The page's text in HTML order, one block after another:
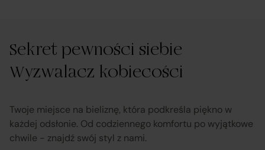
Sekret pewności siebie
Wyzwalacz kobiecości
Twoje miejsce na bieliznę, która podkreśla piękno w
każdej odsłonie. Od codziennego komfortu po wyjątkowe
chwile - znajdź swój styl z nami.
pośrednictwa;
przekazuje informacje na temat odstąpienia od
umowy sprzedaży;